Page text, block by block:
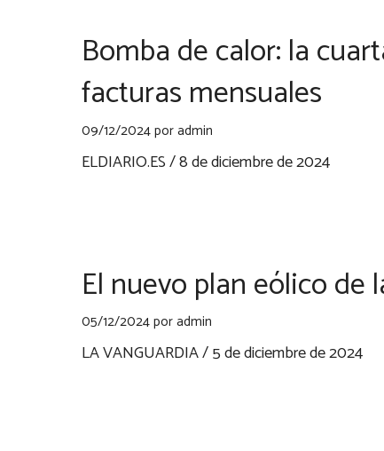
Bomba de calor: la
facturas mensuales
09/12/2024poradmin
ELDIARIO.ES / 8 de diciembre de 2024
El nuevo plan eólico
05/12/2024poradmin
LA VANGUARDIA / 5 de diciembre de 2024